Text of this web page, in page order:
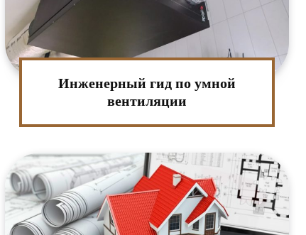
Инженерный гид по умной
вентиляции